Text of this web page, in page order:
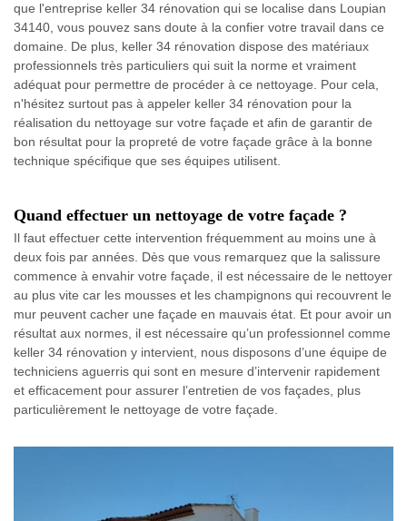
que l'entreprise keller 34 rénovation qui se localise dans Loupian
34140, vous pouvez sans doute à la confier votre travail dans ce
domaine. De plus, keller 34 rénovation dispose des matériaux
professionnels très particuliers qui suit la norme et vraiment
adéquat pour permettre de procéder à ce nettoyage. Pour cela,
n'hésitez surtout pas à appeler keller 34 rénovation pour la
réalisation du nettoyage sur votre façade et afin de garantir de
bon résultat pour la propreté de votre façade grâce à la bonne
technique spécifique que ses équipes utilisent.
Quand effectuer un nettoyage de votre façade ?
Il faut effectuer cette intervention fréquemment au moins une à
deux fois par années. Dès que vous remarquez que la salissure
commence à envahir votre façade, il est nécessaire de le nettoyer
au plus vite car les mousses et les champignons qui recouvrent le
mur peuvent cacher une façade en mauvais état. Et pour avoir un
résultat aux normes, il est nécessaire qu’un professionnel comme
keller 34 rénovation y intervient, nous disposons d’une équipe de
techniciens aguerris qui sont en mesure d’intervenir rapidement
et efficacement pour assurer l’entretien de vos façades, plus
particulièrement le nettoyage de votre façade.